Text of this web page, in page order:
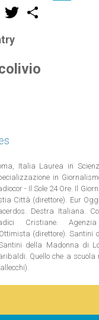
F
a
e
b
o
k
w
r
Italia Laurea in
in
- Il Sole 24 Ore. Il
Città (direttore). Eur
Destra Italiana.
Cristiane.
(direttore). Santini
della Madonna di
Quello che a scuola